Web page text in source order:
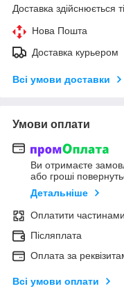
Доставка здійснюється
Нова Пошта
Доставка курьером
Всі умови доставки
Умови оплати
Ви отримаєте
або гроші
Детальніше
Оплатити частинами
Післяплата
Оплата за
Всі умови оплати